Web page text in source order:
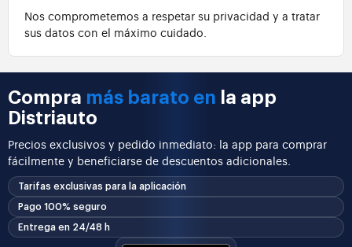
Nos comprometemos a respetar su privacidad y a tratar
sus datos con el máximo cuidado.
Compra más barato en la app
Distriauto
Precios exclusivos y pedido inmediato: la app para comprar
fácilmente y beneficiarse de descuentos adicionales.
Tarifas exclusivas para la aplicación
Pago 100% seguro
Entrega en 24/48 h